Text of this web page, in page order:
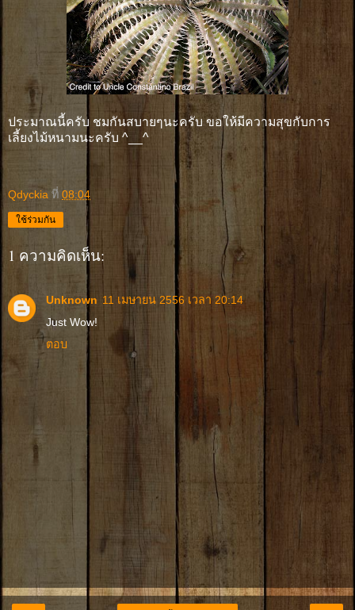
ประมาณนี้ครับ ชมกันสบายๆนะครับ ขอให้มีความสุขกับการ
เลี้ยงไม้หนามนะครับ ^__^
Qdyckia ที่ 08:04
ใช้ร่วมกัน
1 ความคิดเห็น:
Unknown 11 เมษายน 2556 เวลา 20:14
Just Wow!
ตอบ